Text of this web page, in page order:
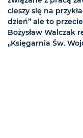
cieszy się na
dzień” ale to
Bożysław Walczak
„Księgarnia Św.